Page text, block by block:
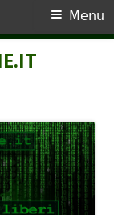
Menu